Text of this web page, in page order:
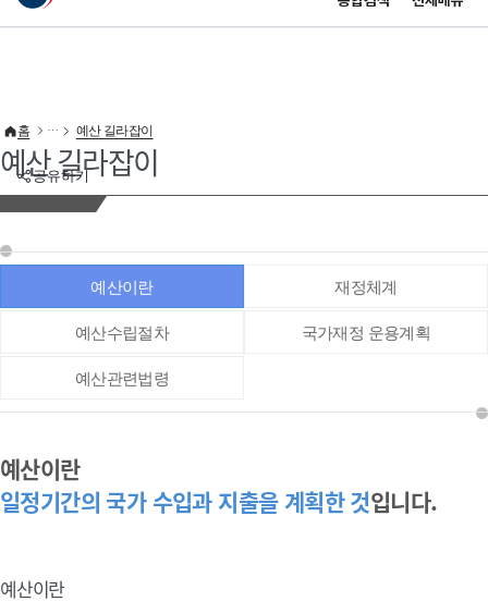
이 누리집은 대한민국 공식 전자정부 누리집입니다.
공유하기
홈 예산 길라잡이
예산 길라잡이
예산이란 재정체계
예산수립절차 국가재정 운용계획
예산관련법령
예산이란
일정기간의 국가 수입과 지출을 계획한 것입니다.
예산이란